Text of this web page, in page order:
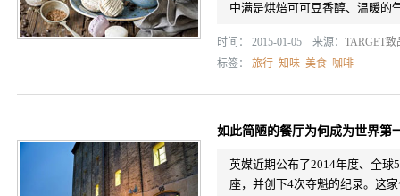
中满是烘焙可可豆香醇、温暖的
时间： 2015-01-05 来源： TARGET致
标签： 旅行 知味 美食 咖啡
如此简陋的餐厅为何成为世界第
英媒近期公布了2014年度、全球
座，并创下4次夺魁的纪录。这